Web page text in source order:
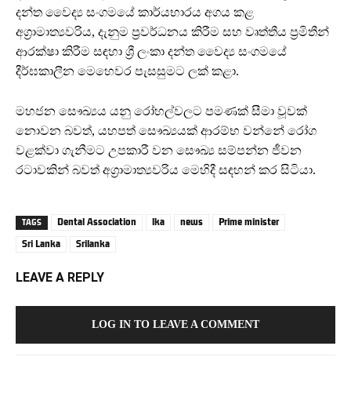
දන්ත වෛද්‍ය සංගමයේ කාර්යභාරය අගය කළ
අග්‍රාමාත්‍යවරිය, දැනුම ප්‍රවර්ධනය කිරීම සහ වෘත්තීය ප්‍රමිතීන්
ආරක්ෂා කිරීම සඳහා ශ්‍රී ලංකා දන්ත වෛද්‍ය සංගමයේ
දීර්ඝකාලීන මෙහෙවර පැසසුමට ලක් කළා.
මහජන සෞඛ්‍යය යනු රෝහල්වලට පමණක් සීමා වූවක්
නොවන බවත්, යහපත් සෞඛ්‍යයක් ආරම්භ වන්නේ රෝග
වළක්වා ගැනීමට උපකාරී වන සෞඛ්‍ය සම්පන්න ජීවන
රටාවකින් බවත් අග්‍රාමාත්‍යවරිය මෙහිදී සඳහන් කර සිටියා.
TAGS Dental Association lka news
Prime minister
Sri Lanka
Srilanka
LEAVE A REPLY
LOG IN TO LEAVE A COMMENT